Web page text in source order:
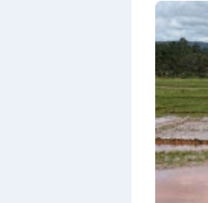
Premium
By
Raushan
Design
With
Shroff